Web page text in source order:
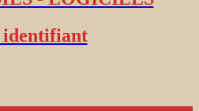
identifiant